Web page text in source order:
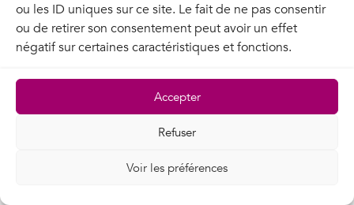
ou les ID uniques sur ce site. Le fait de ne pas consentir
ou de retirer son consentement peut avoir un effet
négatif sur certaines caractéristiques et fonctions.
Accepter
Refuser
Voir les préférences